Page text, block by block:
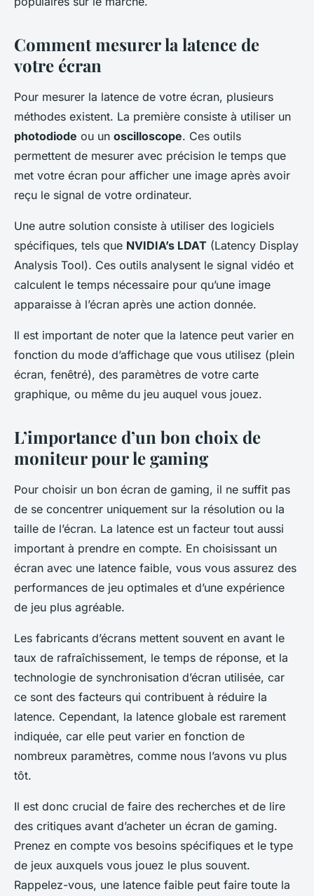
Comment mesurer la latence de
votre écran
Pour mesurer la latence de votre écran, plusieurs
méthodes existent. La première consiste à utiliser un
photodiode ou un oscilloscope. Ces outils
permettent de mesurer avec précision le temps que
met votre écran pour afficher une image après avoir
reçu le signal de votre ordinateur.
Une autre solution consiste à utiliser des logiciels
spécifiques, tels que NVIDIA’s LDAT (Latency Display
Analysis Tool). Ces outils analysent le signal vidéo et
calculent le temps nécessaire pour qu’une image
apparaisse à l’écran après une action donnée.
Il est important de noter que la latence peut varier en
fonction du mode d’affichage que vous utilisez (plein
écran, fenêtré), des paramètres de votre carte
graphique, ou même du jeu auquel vous jouez.
L’importance d’un bon choix de
moniteur pour le gaming
Pour choisir un bon écran de gaming, il ne suffit pas
de se concentrer uniquement sur la résolution ou la
taille de l’écran. La latence est un facteur tout aussi
important à prendre en compte. En choisissant un
écran avec une latence faible, vous vous assurez des
performances de jeu optimales et d’une expérience
de jeu plus agréable.
Les fabricants d’écrans mettent souvent en avant le
taux de rafraîchissement, le temps de réponse, et la
technologie de synchronisation d’écran utilisée, car
ce sont des facteurs qui contribuent à réduire la
latence. Cependant, la latence globale est rarement
indiquée, car elle peut varier en fonction de
nombreux paramètres, comme nous l’avons vu plus
tôt.
Il est donc crucial de faire des recherches et de lire
des critiques avant d’acheter un écran de gaming.
Prenez en compte vos besoins spécifiques et le type
de jeux auxquels vous jouez le plus souvent.
Rappelez-vous, une latence faible peut faire toute la